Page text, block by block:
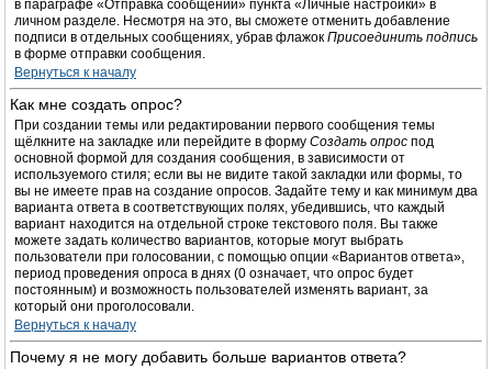
в параграфе «Отправка сообщений» пункта «Личные настройки» в
личном разделе. Несмотря на это, вы сможете отменить добавление
подписи в отдельных сообщениях, убрав флажок Присоединить подпись
в форме отправки сообщения.
Вернуться к началу
Как мне создать опрос?
При создании темы или редактировании первого сообщения темы
щёлкните на закладке или перейдите в форму Создать опрос под
основной формой для создания сообщения, в зависимости от
используемого стиля; если вы не видите такой закладки или формы, то
вы не имеете прав на создание опросов. Задайте тему и как минимум два
варианта ответа в соответствующих полях, убедившись, что каждый
вариант находится на отдельной строке текстового поля. Вы также
можете задать количество вариантов, которые могут выбрать
пользователи при голосовании, с помощью опции «Вариантов ответа»,
период проведения опроса в днях (0 означает, что опрос будет
постоянным) и возможность пользователей изменять вариант, за
который они проголосовали.
Вернуться к началу
Почему я не могу добавить больше вариантов ответа?